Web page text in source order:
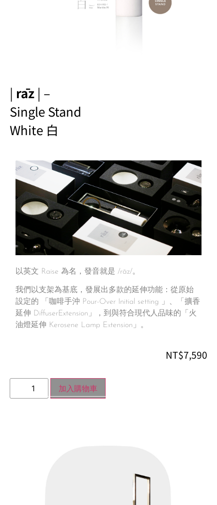
| rāz | –
Single Stand
White 白
以英文 Raise 為名，發音就是 /rāz/。
我們以支架為基底，發展出多款的延伸功能：從原始
設定的 「咖啡手沖 Pour-Over Initial setting 」、「擴香
延伸 DiffuserExtension」，到與符合現代人品味的「火
油燈延伸 Kerosene Lamp Extension」。
NT$7,590
加入購物車